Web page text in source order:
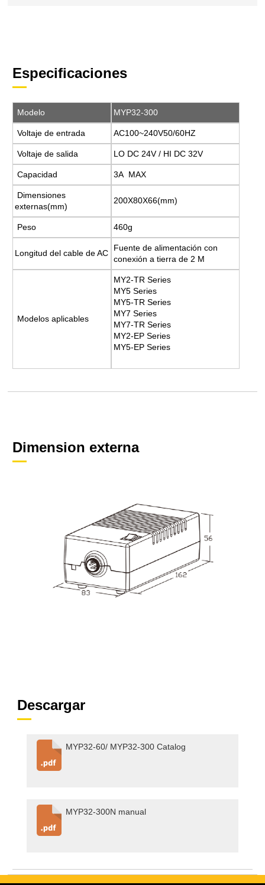
Especificaciones
Modelo MYP32-300
Voltaje de entrada AC100~240V50/60HZ
Voltaje de salida LO DC 24V / HI DC 32V
Capacidad 3A MAX
Dimensiones
externas(mm)
200X80X66(mm)
Peso 460g
Longitud del cable de AC
Fuente de alimentación con
conexión a tierra de 2 M
Modelos aplicables
MY2-TR Series
MY5 Series
MY5-TR Series
MY7 Series
MY7-TR Series
MY2-EP Series
MY5-EP Series
Dimension externa
Descargar
MYP32-60/ MYP32-300 Catalog
MYP32-300N manual